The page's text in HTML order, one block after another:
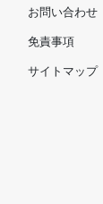
お問い合わせ
免責事項
サイトマップ